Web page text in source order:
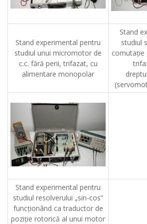
Stand experimental pentru
studiul unui micromotor de
c.c. fără perii, trifazat, cu
alimentare monopolar
Stand
studiul
comutaţie
Stand experimental pentru
studiul resolverului „sin-cos”
funcţionând ca traductor de
poziţie rotorică al unui motor